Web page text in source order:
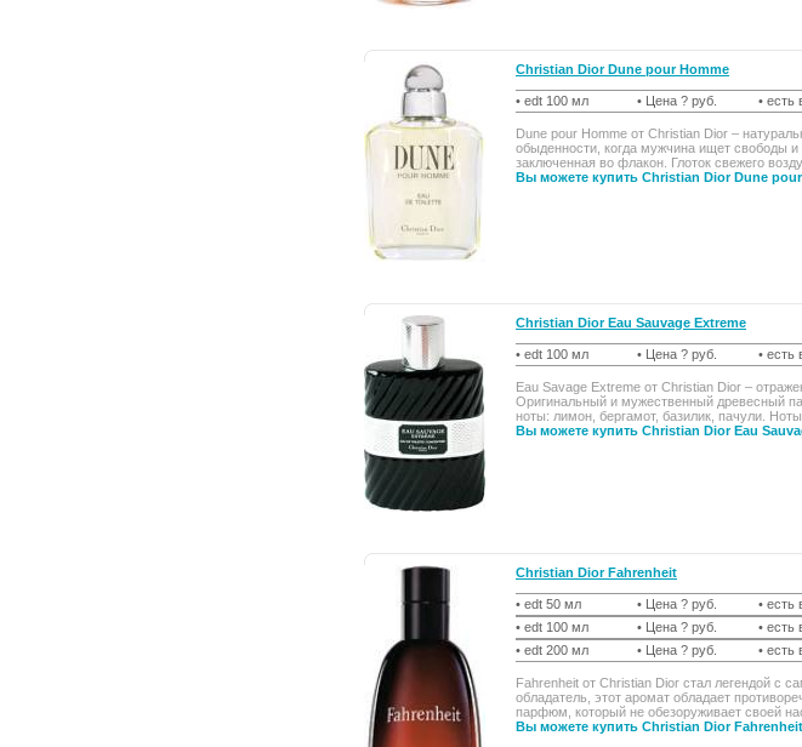
Christian Dior Dune pour Homme
• edt 100 мл • Цена ? руб. • есть
Dune pour Homme от Christian Dior –
обыденности, когда мужчина ищет свободы
заключенная во флакон. Глоток свежего
Вы можете купить Christian Dior Dune
Christian Dior Eau Sauvage Extreme
• edt 100 мл • Цена ? руб. • есть
Eau Savage Extreme от Christian Dior –
Оригинальный и мужественный древесный
ноты: лимон, бергамот, базилик, пачули.
Вы можете купить Christian Dior Eau
Christian Dior Fahrenheit
• edt 50 мл • Цена ? руб.
• есть
• edt 100 мл
• Цена ? руб.
• есть
• edt 200 мл
• Цена ? руб. • есть
Fahrenheit от Christian Dior стал легендой с
обладатель, этот аромат обладает
парфюм, который не обезоруживает своей
Вы можете купить Christian Dior